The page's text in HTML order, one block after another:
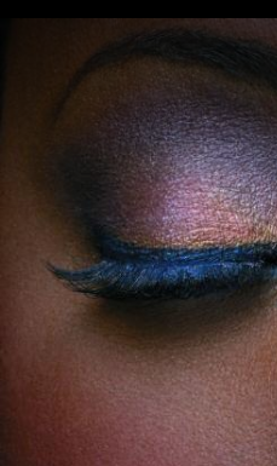
News Musik
Ledisi Turn Me Loose